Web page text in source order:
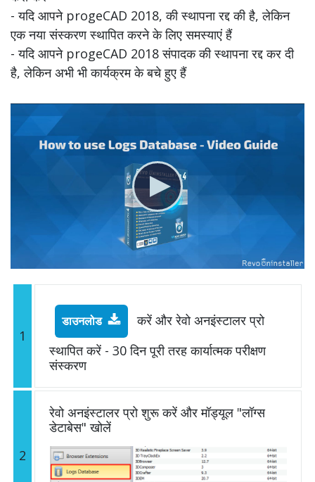
- यदि आपने progeCAD 2018, की स्थापना रद्द की है, लेकिन
एक नया संस्करण स्थापित करने के लिए समस्याएं हैं
- यदि आपने progeCAD 2018 संपादक की स्थापना रद्द कर दी
है, लेकिन अभी भी कार्यक्रम के बचे हुए हैं
1
डाउनलोड
करें और रेवो अनइंस्टालर प्रो
स्थापित करें - 30 दिन पूरी तरह कार्यात्मक परीक्षण
संस्करण
2
रेवो अनइंस्टालर प्रो शुरू करें और मॉड्यूल "लॉग्स
डेटाबेस" खोलें